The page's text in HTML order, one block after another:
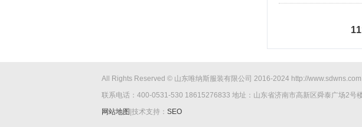
All Rights Reserved © 山东唯纳斯服装有限公司 2016-2024 http://www.sdwns.com
联系电话：400-0531-530 18615276833 地址：山东省济南市高新区舜泰广场2号
网站地图 |技术支持： SEO